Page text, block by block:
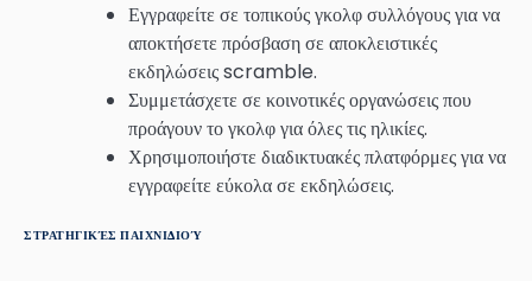
Εγγραφείτε σε τοπικούς γκολφ συλλόγους για να
αποκτήσετε πρόσβαση σε αποκλειστικές
εκδηλώσεις scramble.
Συμμετάσχετε σε κοινοτικές οργανώσεις που
προάγουν το γκολφ για όλες τις ηλικίες.
Χρησιμοποιήστε διαδικτυακές πλατφόρμες για να
εγγραφείτε εύκολα σε εκδηλώσεις.
ΣΤΡΑΤΗΓΙΚΈΣ ΠΑΙΧΝΙΔΙΟΎ